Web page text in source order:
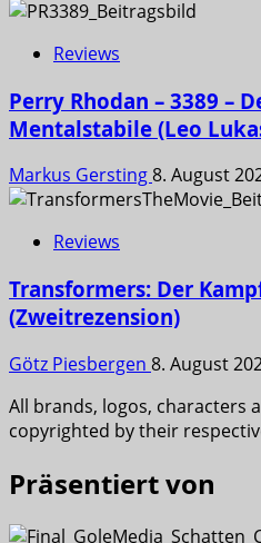
Reviews
Perry Rhodan – 3389 –
Mentalstabile (Leo
Markus Gersting8. August
Reviews
Transformers: Der
(Zweitrezension)
Götz Piesbergen 8. August
All brands, logos, characters
copyrighted by their
Präsentiert von